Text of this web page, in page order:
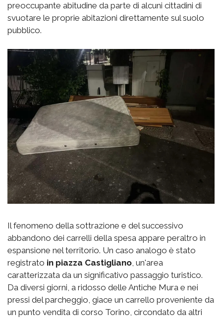
preoccupante abitudine da parte di alcuni cittadini di
svuotare le proprie abitazioni direttamente sul suolo
pubblico.
Il fenomeno della sottrazione e del successivo
abbandono dei carrelli della spesa appare peraltro in
espansione nel territorio. Un caso analogo è stato
registrato in piazza Castigliano, un'area
caratterizzata da un significativo passaggio turistico.
Da diversi giorni, a ridosso delle Antiche Mura e nei
pressi del parcheggio, giace un carrello proveniente da
un punto vendita di corso Torino, circondato da altri